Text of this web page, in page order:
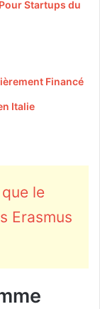
Startups du
Financé
Italie
le
Erasmus